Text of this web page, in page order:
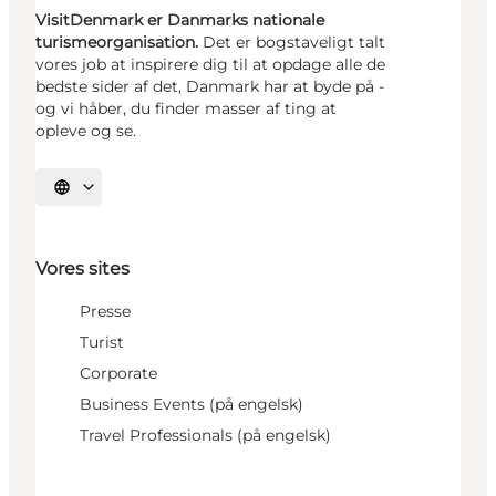
VisitDenmark er Danmarks nationale
turismeorganisation. Det er bogstaveligt talt
vores job at inspirere dig til at opdage alle de
bedste sider af det, Danmark har at byde på -
og vi håber, du finder masser af ting at
opleve og se.
Vælg sprog
Vores sites
Presse
Turist
Corporate
Business Events (på engelsk)
Travel Professionals (på engelsk)